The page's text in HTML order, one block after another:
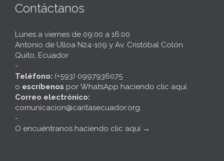
Contáctanos
Lunes a viernes de 09:00 a 16:00
Antonio de Ulloa N24-109 y Av. Cristóbal Colón
Quito, Ecuador
-
Teléfono: (+593) 0997936075
o escríbenos por WhatsApp haciendo clic aquí.
Correo electrónico:
comunicacion@caritasecuador.org
-
O encuéntranos haciendo clic aquí →